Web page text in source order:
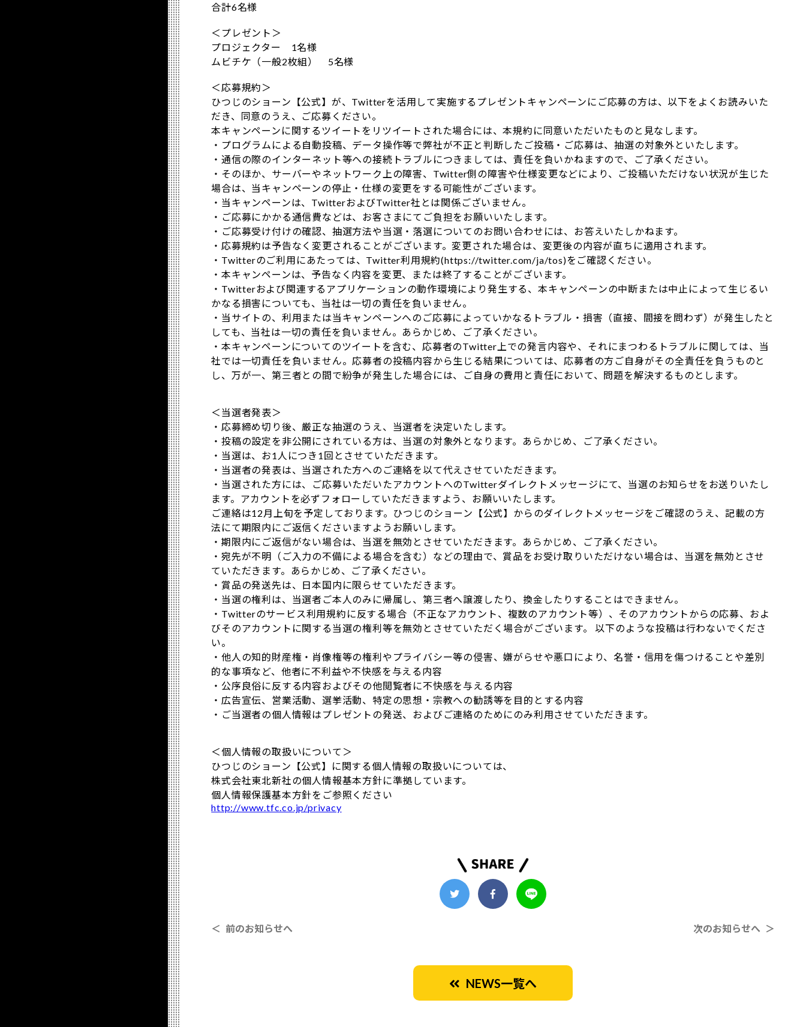
合計6名様
＜プレゼント＞
プロジェクター 1名様
ムビチケ（一般2枚組） 5名様
＜応募規約＞
ひつじのショーン【公式】が、Twitterを活用して実施するプレゼントキャンペーンにご応募の方は、以下をよくお読みいた
だき、同意のうえ、ご応募ください。
本キャンペーンに関するツイートをリツイートされた場合には、本規約に同意いただいたものと見なします。
・プログラムによる自動投稿、データ操作等で弊社が不正と判断したご投稿・ご応募は、抽選の対象外といたします。
・通信の際のインターネット等への接続トラブルにつきましては、責任を負いかねますので、ご了承ください。
・そのほか、サーバーやネットワーク上の障害、Twitter側の障害や仕様変更などにより、ご投稿いただけない状況が生じた
場合は、当キャンペーンの停止・仕様の変更をする可能性がございます。
・当キャンペーンは、TwitterおよびTwitter社とは関係ございません。
・ご応募にかかる通信費などは、お客さまにてご負担をお願いいたします。
・ご応募受け付けの確認、抽選方法や当選・落選についてのお問い合わせには、お答えいたしかねます。
・応募規約は予告なく変更されることがございます。変更された場合は、変更後の内容が直ちに適用されます。
・Twitterのご利用にあたっては、Twitter利用規約(https://twitter.com/ja/tos)をご確認ください。
・本キャンペーンは、予告なく内容を変更、または終了することがございます。
・Twitterおよび関連するアプリケーションの動作環境により発生する、本キャンペーンの中断または中止によって生じるい
かなる損害についても、当社は一切の責任を負いません。
・当サイトの、利用または当キャンペーンへのご応募によっていかなるトラブル・損害（直接、間接を問わず）が発生したと
しても、当社は一切の責任を負いません。あらかじめ、ご了承ください。
・本キャンペーンについてのツイートを含む、応募者のTwitter上での発言内容や、それにまつわるトラブルに関しては、当
社では一切責任を負いません。応募者の投稿内容から生じる結果については、応募者の方ご自身がその全責任を負うものと
し、万が一、第三者との間で紛争が発生した場合には、ご自身の費用と責任において、問題を解決するものとします。
＜当選者発表＞
・応募締め切り後、厳正な抽選のうえ、当選者を決定いたします。
・投稿の設定を非公開にされている方は、当選の対象外となります。あらかじめ、ご了承ください。
・当選は、お1人につき1回とさせていただきます。
・当選者の発表は、当選された方へのご連絡を以て代えさせていただきます。
・当選された方には、ご応募いただいたアカウントへのTwitterダイレクトメッセージにて、当選のお知らせをお送りいたし
ます。アカウントを必ずフォローしていただきますよう、お願いいたします。
ご連絡は12月上旬を予定しております。ひつじのショーン【公式】からのダイレクトメッセージをご確認のうえ、記載の方
法にて期限内にご返信くださいますようお願いします。
・期限内にご返信がない場合は、当選を無効とさせていただきます。あらかじめ、ご了承ください。
・宛先が不明（ご入力の不備による場合を含む）などの理由で、賞品をお受け取りいただけない場合は、当選を無効とさせ
ていただきます。あらかじめ、ご了承ください。
・賞品の発送先は、日本国内に限らせていただきます。
・当選の権利は、当選者ご本人のみに帰属し、第三者へ譲渡したり、換金したりすることはできません。
・Twitterのサービス利用規約に反する場合（不正なアカウント、複数のアカウント等）、そのアカウントからの応募、およ
びそのアカウントに関する当選の権利等を無効とさせていただく場合がございます。 以下のような投稿は行わないでくださ
い。
・他人の知的財産権・肖像権等の権利やプライバシー等の侵害、嫌がらせや悪口により、名誉・信用を傷つけることや差別
的な事項など、他者に不利益や不快感を与える内容
・公序良俗に反する内容およびその他閲覧者に不快感を与える内容
・広告宣伝、営業活動、選挙活動、特定の思想・宗教への勧誘等を目的とする内容
・ご当選者の個人情報はプレゼントの発送、およびご連絡のためにのみ利用させていただきます。
＜個人情報の取扱いについて＞
ひつじのショーン【公式】に関する個人情報の取扱いについては、
株式会社東北新社の個人情報基本方針に準拠しています。
個人情報保護基本方針をご参照ください
http://www.tfc.co.jp/privacy
＜ 前のお知らせへ 次のお知らせへ ＞
NEWS一覧へ